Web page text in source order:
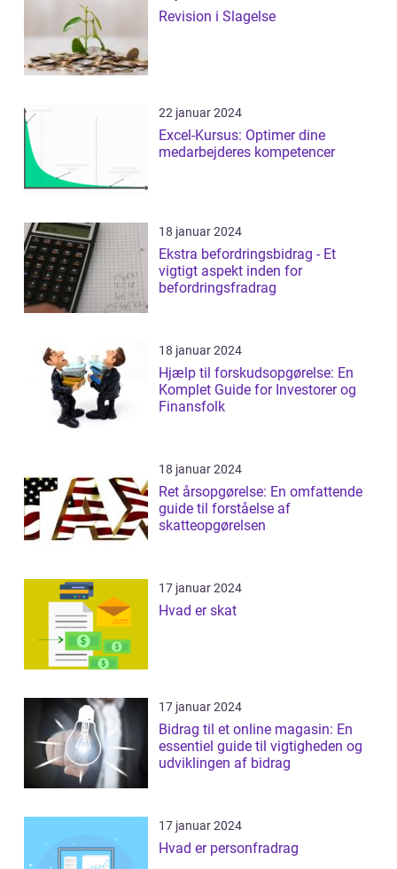
Revision i Slagelse
22 januar 2024
Excel-Kursus: Optimer dine
medarbejderes kompetencer
18 januar 2024
Ekstra befordringsbidrag - Et
vigtigt aspekt inden for
befordringsfradrag
18 januar 2024
Hjælp til forskudsopgørelse: En
Komplet Guide for Investorer og
Finansfolk
18 januar 2024
Ret årsopgørelse: En omfattende
guide til forståelse af
skatteopgørelsen
17 januar 2024
Hvad er skat
17 januar 2024
Bidrag til et online magasin: En
essentiel guide til vigtigheden og
udviklingen af bidrag
17 januar 2024
Hvad er personfradrag